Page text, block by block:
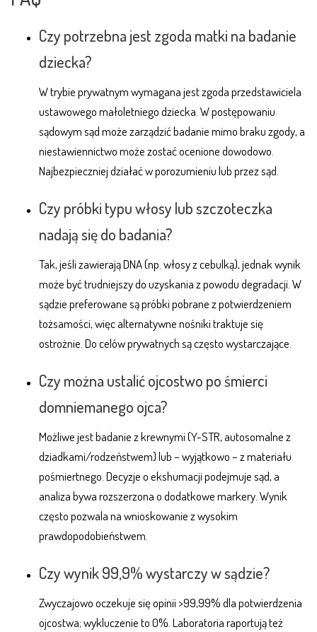
Czy potrzebna jest zgoda matki na badanie
dziecka?
W trybie prywatnym wymagana jest zgoda przedstawiciela
ustawowego małoletniego dziecka. W postępowaniu
sądowym sąd może zarządzić badanie mimo braku zgody, a
niestawiennictwo może zostać ocenione dowodowo.
Najbezpieczniej działać w porozumieniu lub przez sąd.
Czy próbki typu włosy lub szczoteczka
nadają się do badania?
Tak, jeśli zawierają DNA (np. włosy z cebulką), jednak wynik
może być trudniejszy do uzyskania z powodu degradacji. W
sądzie preferowane są próbki pobrane z potwierdzeniem
tożsamości, więc alternatywne nośniki traktuje się
ostrożnie. Do celów prywatnych są często wystarczające.
Czy można ustalić ojcostwo po śmierci
domniemanego ojca?
Możliwe jest badanie z krewnymi (Y-STR, autosomalne z
dziadkami/rodzeństwem) lub – wyjątkowo – z materiału
pośmiertnego. Decyzje o ekshumacji podejmuje sąd, a
analiza bywa rozszerzona o dodatkowe markery. Wynik
często pozwala na wnioskowanie z wysokim
prawdopodobieństwem.
Czy wynik 99,9% wystarczy w sądzie?
Zwyczajowo oczekuje się opinii >99,99% dla potwierdzenia
ojcostwa; wykluczenie to 0%. Laboratoria raportują też